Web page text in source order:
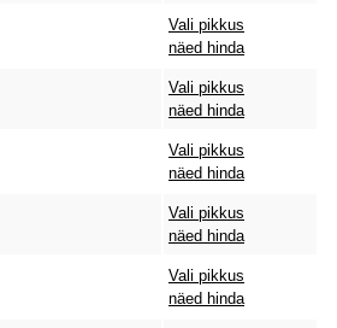
Vali pikkus
näed hinda
Vali pikkus
näed hinda
Vali pikkus
näed hinda
Vali pikkus
näed hinda
Vali pikkus
näed hinda